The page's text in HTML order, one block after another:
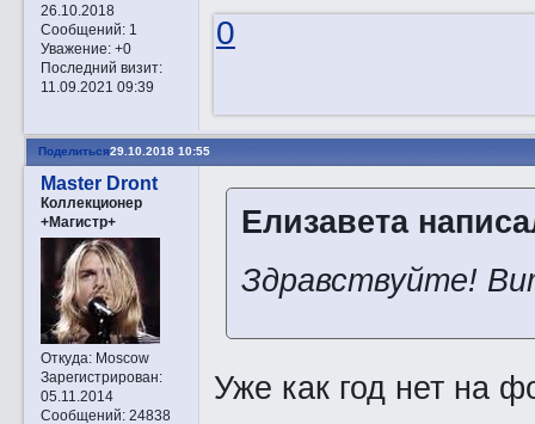
26.10.2018
Сообщений:1
Уважение: +0
Последний визит:
11.09.2021 09:39
0
Поделиться29.10.2018 10:55
Master Dront
Коллекционер
+Магистр+
Откуда:Moscow
Зарегистрирован:
05.11.2014
Сообщений:24838
Елизавета
Здравствуйте!
Уже как год нет на